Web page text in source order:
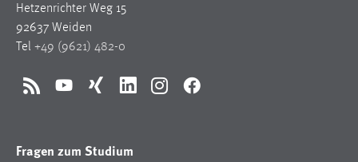
Hetzenrichter Weg 15
92637 Weiden
Tel +49 (9621) 482-0
RSS YouTubeXing LinkedInInstagramFacebook
Fragen zum Studium